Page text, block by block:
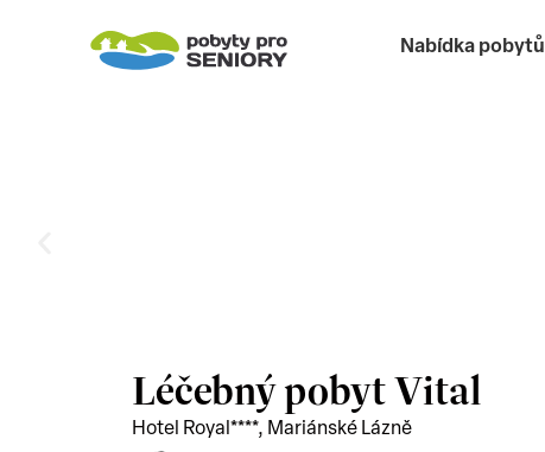
Nabídka pobytů
Léčebný pobyt Vital
Hotel Royal****, Mariánské Lázně